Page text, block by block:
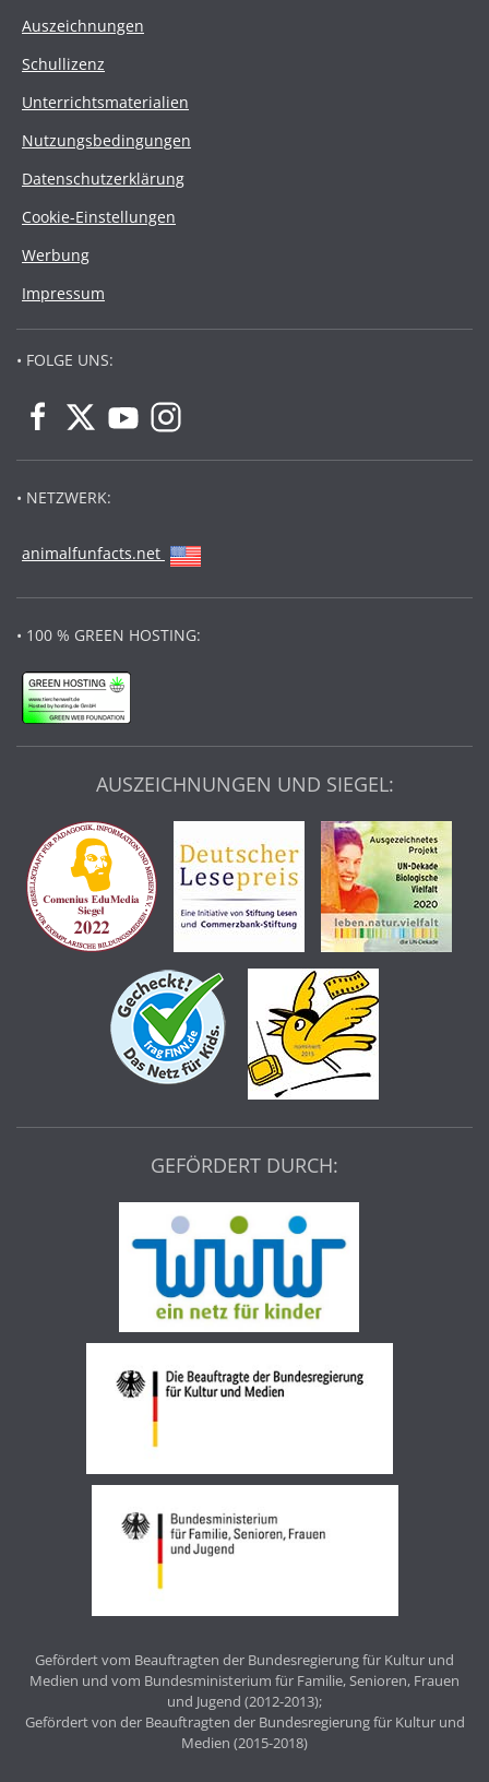
Auszeichnungen
Schullizenz
Unterrichtsmaterialien
Nutzungsbedingungen
Datenschutzerklärung
Cookie-Einstellungen
Werbung
Impressum
• FOLGE UNS:
• NETZWERK:
animalfunfacts.net
• 100 % GREEN HOSTING:
AUSZEICHNUNGEN UND SIEGEL:
GEFÖRDERT DURCH:
Gefördert vom Beauftragten der Bundesregierung für Kultur und
Medien und vom Bundesministerium für Familie, Senioren, Frauen
und Jugend (2012-2013);
Gefördert von der Beauftragten der Bundesregierung für Kultur und
Medien (2015-2018)